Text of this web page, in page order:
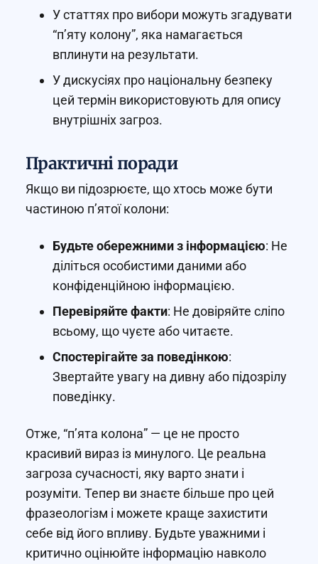
У статтях про вибори можуть згадувати
“п’яту колону”, яка намагається
вплинути на результати.
У дискусіях про національну безпеку
цей термін використовують для опису
внутрішніх загроз.
Практичні поради
Якщо ви підозрюєте, що хтось може бути
частиною п’ятої колони:
Будьте обережними з інформацією: Не
діліться особистими даними або
конфіденційною інформацією.
Перевіряйте факти: Не довіряйте сліпо
всьому, що чуєте або читаєте.
Спостерігайте за поведінкою:
Звертайте увагу на дивну або підозрілу
поведінку.
Отже, “п’ята колона” — це не просто
красивий вираз із минулого. Це реальна
загроза сучасності, яку варто знати і
розуміти. Тепер ви знаєте більше про цей
фразеологізм і можете краще захистити
себе від його впливу. Будьте уважними і
критично оцінюйте інформацію навколо